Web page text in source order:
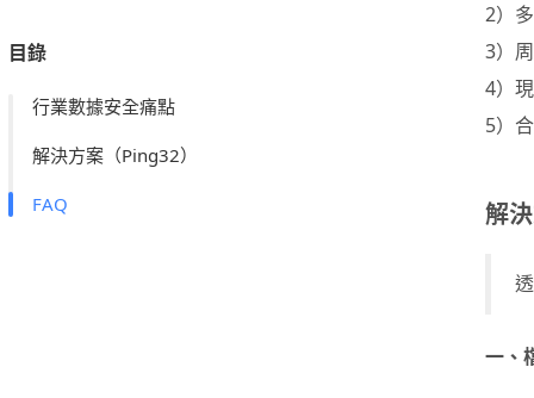
目錄
行業數據安全痛點
解決方案（Ping32）
FAQ
2）
3）
4）
5）
解
一、